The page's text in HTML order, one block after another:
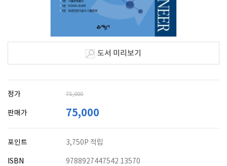
도서 미리보기
정가 75,000
판매가 75,000
포인트 3,750P 적립
ISBN 9788927447542 13570